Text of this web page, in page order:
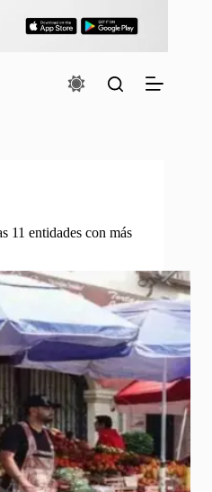
11 entidades con más